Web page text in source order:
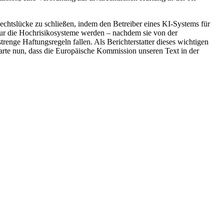
zu schließen, indem den Betreiber eines KI-Systems für
die Hochrisikosysteme werden – nachdem sie von der
Haftungsregeln fallen. Als Berichterstatter dieses wichtigen
nun, dass die Europäische Kommission unseren Text in der